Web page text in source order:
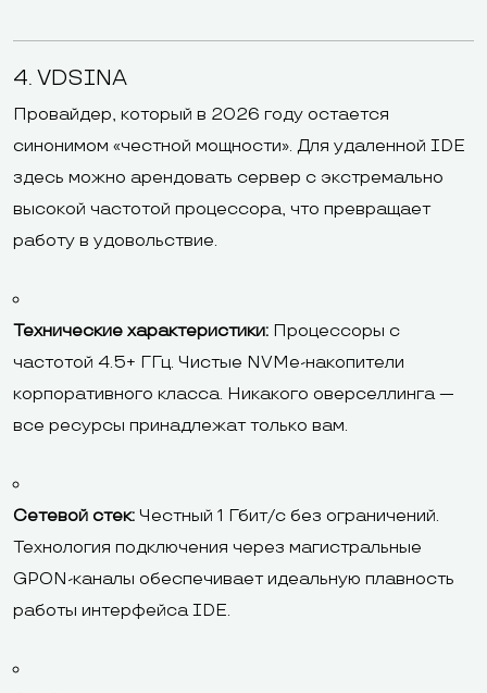
4. VDSINA
Провайдер, который в 2026 году остается
синонимом «честной мощности». Для удаленной IDE
здесь можно арендовать сервер с экстремально
высокой частотой процессора, что превращает
работу в удовольствие.
Технические характеристики: Процессоры с
частотой 4.5+ ГГц. Чистые NVMe-накопители
корпоративного класса. Никакого оверселлинга —
все ресурсы принадлежат только вам.
Сетевой стек: Честный 1 Гбит/с без ограничений.
Технология подключения через магистральные
GPON-каналы обеспечивает идеальную плавность
работы интерфейса IDE.